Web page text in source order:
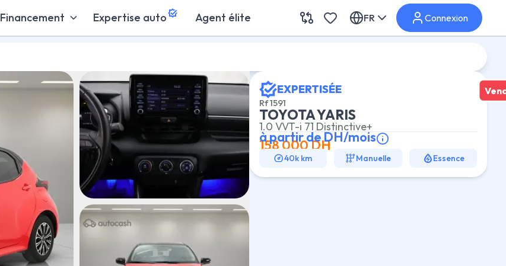
Financement Expertise auto Agent élite FR Connexion
EXPERTISÉE
Rf1591
TOYOTA YARIS
1.0 VVT-i 71 Distinctive+
à partir deDH/mois
158 000DH
40k km Manuelle Essence